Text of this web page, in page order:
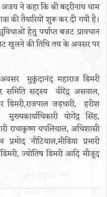
ने कहा कि श्री बदरीनाथ धाम
की तैयारियों शुरू कर दी गयी है।
हेतु पर्याप्त बजट प्रावधान
खुलने की तिथि तय के अवसर पर
मुकुंदानंद महाराज डिमरी
समिति सदस्य वीरेंद्र असवाल,
डिमरी,राजपाल जड़धारी, हरीश
योगेंद्र सिंह,
राधाकृष्ण थपलियाल, अधिशासी
नौटियाल,मीडिया प्रभारी
ज्योतिष डिमरी आदि मौजूद